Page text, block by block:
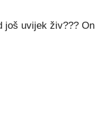
još uvijek živ??? On